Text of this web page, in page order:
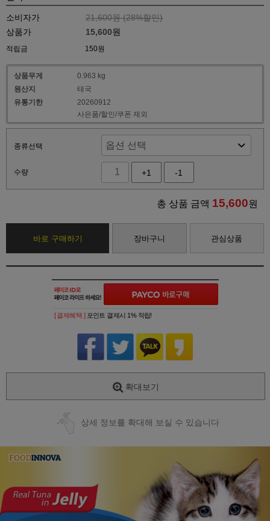
소비자가 21,600원 (28%할인)
상품가
15,600원
적립금 150원
상품무게
0.963 kg
원산지
태국
유통기한
20260912
사은품/할인/쿠폰 제외
종류선택
수량 +1 -1
총 상품 금액 15,600원
바로 구매하기 장바구니 관심상품
[ 결제혜택 ] 포인트 결제시 1% 적립!
확대보기
상세 정보를 확대해 보실 수 있습니다